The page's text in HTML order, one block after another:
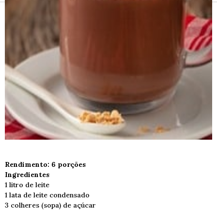
Rendimento: 6 porções
Ingredientes
1 litro de leite
1 lata de leite condensado
3 colheres (sopa) de açúcar